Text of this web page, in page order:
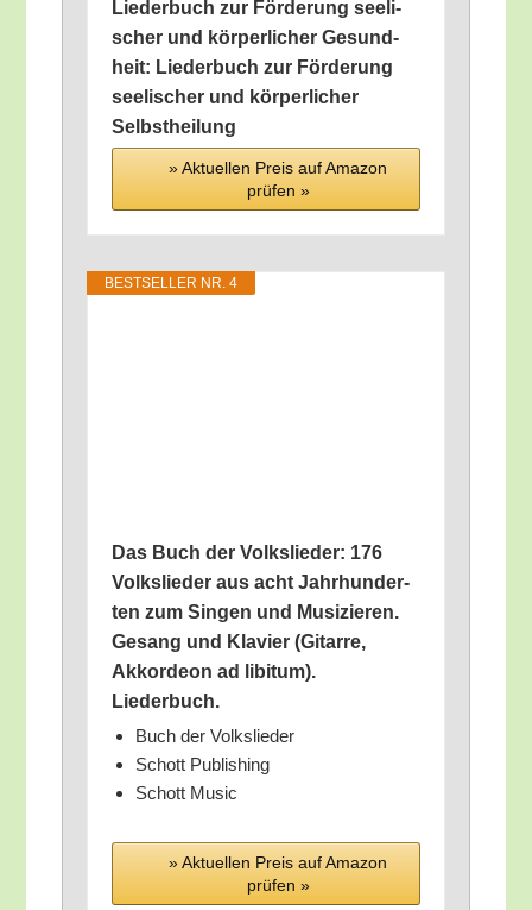
Lie­der­buch zur För­de­rung see­li­
scher und kör­per­li­cher Gesund­
heit: Lie­der­buch zur För­de­rung
see­li­scher und kör­per­li­cher
Selbstheilung
» Aktu­el­len Preis auf Ama­zon
prü­fen »
BEST­SEL­LER NR. 4
Das Buch der Volks­lie­der: 176
Volks­lie­der aus acht Jahr­hun­der­
ten zum Sin­gen und Musi­zie­ren.
Gesang und Kla­vier (Gitar­re,
Akkor­de­on ad libi­tum).
Liederbuch.
Buch der Volkslieder
Schott Publi­shing
Schott Music
» Aktu­el­len Preis auf Ama­zon
prü­fen »